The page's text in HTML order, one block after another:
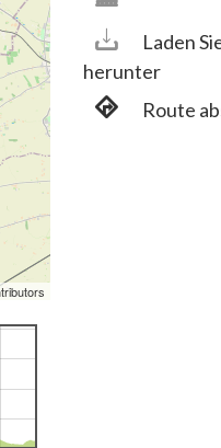
Laden
herunter
Route